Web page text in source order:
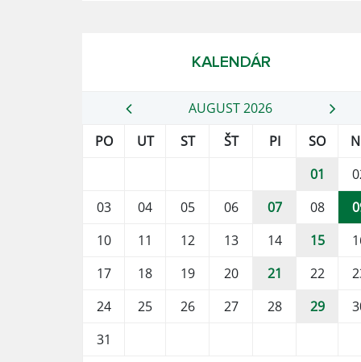
KALENDÁR
AUGUST 2026
PO
UT ST ŠT PI SO
01
03
04 05 06 07 08
10
11 12 13 14 15
17
18 19 20 21 22
24
25 26 27 28 29
31